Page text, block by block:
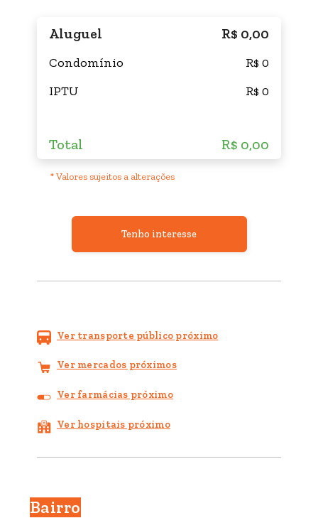
Aluguel R$ 0,00
Condomínio
R$ 0
IPTU
R$ 0
Total R$ 0,00
* Valores sujeitos a alterações
Tenho interesse
Ver transporte público próximo
Ver mercados próximos
Ver farmácias próximo
Ver hospitais próximo
Bairro